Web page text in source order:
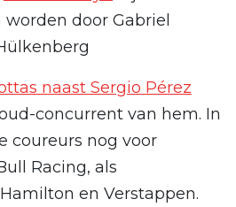
door Gabriel
naast Sergio Pérez
concurrent van hem. In
coureurs nog voor
Racing, als
en Verstappen.